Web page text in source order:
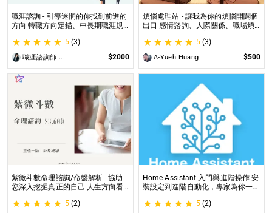
職涯諮詢 - 引導迷惘的你找到前進的
方向 轉職方向定錨、中長期職涯規
5 (3)
職涯諮詢師 阿紫 $2000
煩惱處理站 - 讓我為你的煩惱開闢個
出口 感情諮詢、人際關係、職場煩
5 (3)
A-Yueh Huang $500
紫微斗數命理諮詢/命盤解析 - 協助
您深入挖掘真正的自己 人生方向看
璀璨一生
5 (2)
Home Assistant 入門與進階操作 安
裝設定到進階自動化，專家為你一對
5 (2)